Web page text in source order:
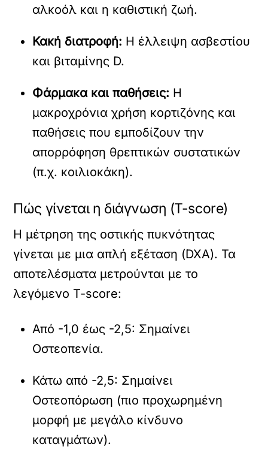
αλκοόλ και η καθιστική ζωή.
Κακή διατροφή: Η έλλειψη ασβεστίου
και βιταμίνης D.
Φάρμακα και παθήσεις: Η
μακροχρόνια χρήση κορτιζόνης και
παθήσεις που εμποδίζουν την
απορρόφηση θρεπτικών συστατικών
(π.χ. κοιλιοκάκη).
Πώς γίνεται η διάγνωση (T-score)
Η μέτρηση της οστικής πυκνότητας
γίνεται με μια απλή εξέταση (DXA). Τα
αποτελέσματα μετρούνται με το
λεγόμενο T-score:
Από -1,0 έως -2,5: Σημαίνει
Οστεοπενία.
Κάτω από -2,5: Σημαίνει
Οστεοπόρωση (πιο προχωρημένη
μορφή με μεγάλο κίνδυνο
καταγμάτων).